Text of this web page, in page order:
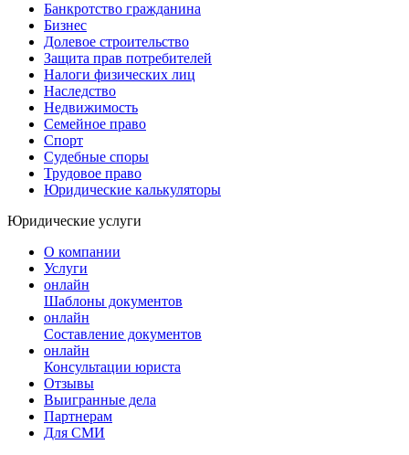
Банкротство гражданина
Бизнес
Долевое строительство
Защита прав потребителей
Налоги физических лиц
Наследство
Недвижимость
Семейное право
Спорт
Судебные споры
Трудовое право
Юридические калькуляторы
Юридические услуги
О компании
Услуги
онлайн
Шаблоны документов
онлайн
Составление документов
онлайн
Консультации юриста
Отзывы
Выигранные дела
Партнерам
Для СМИ